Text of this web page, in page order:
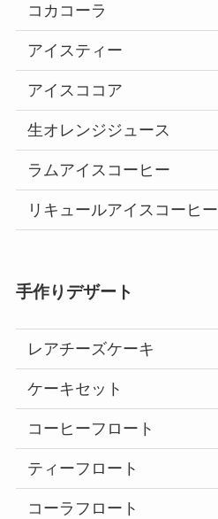
コカコーラ
アイスティー
アイスココア
生オレンジジュース
ラムアイスコーヒー
リキュールアイスコーヒー
手作りデザート
レアチーズケーキ
ケーキセット
コーヒーフロート
ティーフロート
コーラフロート